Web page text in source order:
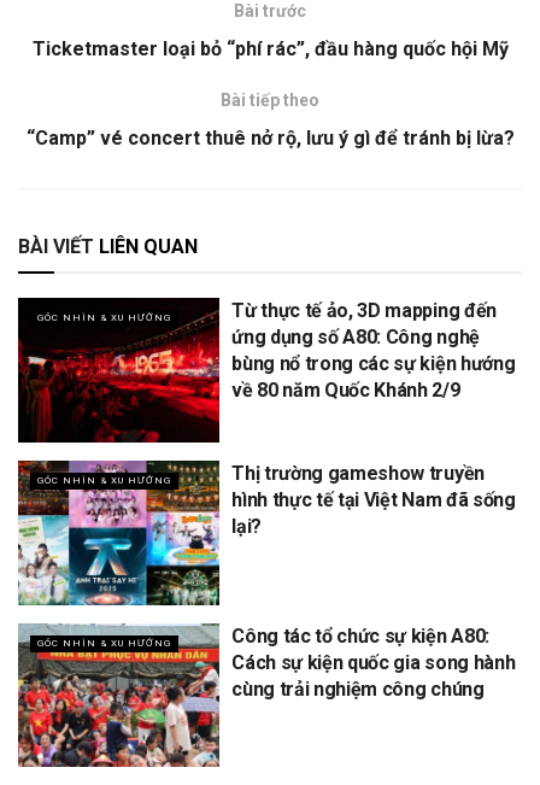
Bài trước
Ticketmaster loại bỏ “phí rác”, đầu hàng quốc hội Mỹ
Bài tiếp theo
“Camp” vé concert thuê nở rộ, lưu ý gì để tránh bị lừa?
BÀI VIẾT LIÊN QUAN
GÓC NHÌN & XU HƯỚNG
Từ thực tế ảo, 3D mapping đến
ứng dụng số A80: Công nghệ
bùng nổ trong các sự kiện hướng
về 80 năm Quốc Khánh 2/9
GÓC NHÌN & XU HƯỚNG
Thị trường gameshow truyền
hình thực tế tại Việt Nam đã sống
lại?
GÓC NHÌN & XU HƯỚNG
Công tác tổ chức sự kiện A80:
Cách sự kiện quốc gia song hành
cùng trải nghiệm công chúng